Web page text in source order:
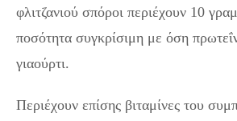
φλιτζανιού σπόροι περιέχουν 10
ποσότητα συγκρίσιμη με όση
γιαούρτι.
Περιέχουν επίσης βιταμίνες του